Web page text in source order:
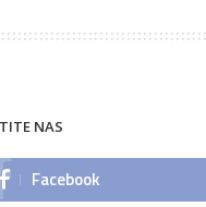
NAS
Facebook